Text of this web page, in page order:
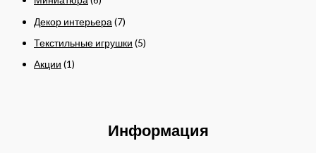
Декор интерьера (7)
Текстильные игрушки (5)
Акции (1)
Информация